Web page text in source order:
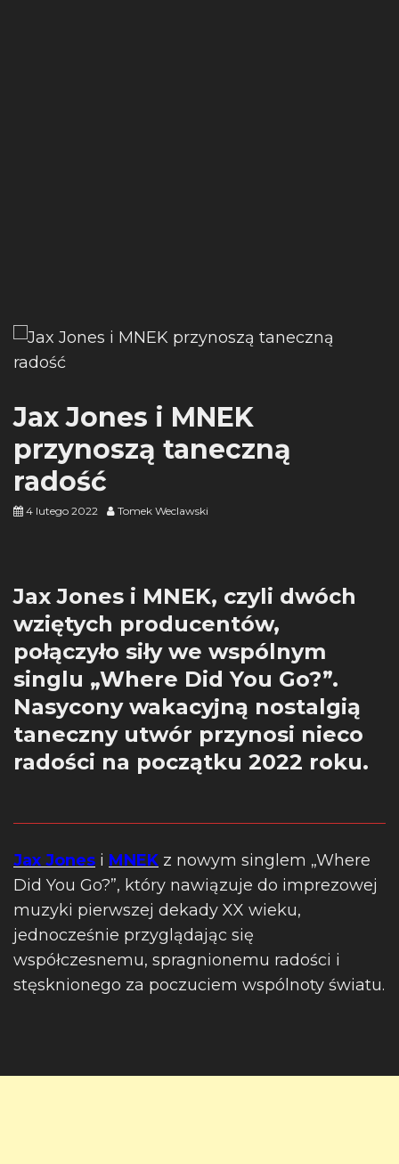
Jax Jones i MNEK
przynoszą taneczną
radość
4 lutego 2022 Tomek Weclawski
Jax Jones i MNEK, czyli dwóch
wziętych producentów,
połączyło siły we wspólnym
singlu „Where Did You Go?”.
Nasycony wakacyjną nostalgią
taneczny utwór przynosi nieco
radości na początku 2022 roku.
Jax Jones i MNEK z nowym singlem „Where
Did You Go?”, który nawiązuje do imprezowej
muzyki pierwszej dekady XX wieku,
jednocześnie przyglądając się
współczesnemu, spragnionemu radości i
stęsknionego za poczuciem wspólnoty światu.